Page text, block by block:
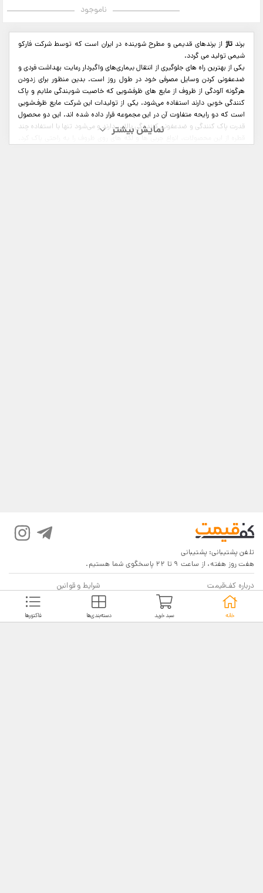
خانه سبد خرید دسته‌بندی‌ها فاکتورها
ناموجود
برندتاژ از برندهای قدیمی و مطرح شوینده در ایران است که توسط شرکت فارکو
شیمی تولید می گردد.
یکی از بهترین راه های جلوگیری از انتقال بیماری‌های واگیردار رعایت بهداشت فردی و
ضدعفونی کردن وسایل مصرفی خود در طول روز است. بدین منظور برای زدودن
هرگونه آلودگی از ظروف از مایع های ظرفشویی که خاصیت شویندگی ملایم و پاک
‌‌‌‌‌کنندگی خوبی دارند استفاده می‌شود. یکی از تولیدات این شرکت مایع ظرف‌شویی
است که دو رایحه متفاوت آن در این مجموعه قرار داده شده اند. این دو محصول
قدرت پاک کنندگی و ضدعفونی کننده‌گی بالایی دارند و می‌شود تنها با استفاده چند
قطره از این محصولات، انواع چربی ها و لکه های روی ظروف را به راحتی پاک کرد.
تلفن پشتیبانی: پشتیبانی
هفت روز هفته، از ساعت 9 تا 22 پاسخگوی شما هستیم.
درباره کف‌قیمت
شرایط و قوانین
پرسش‌های پرتکرار
بازگرداندن کالا
تماس با ما
شیوه‌های دریافت